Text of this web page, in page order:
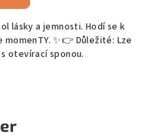
lásky a jemnosti. Hodí se k
✨👉 Důležité: Lze
otevírací sponou.